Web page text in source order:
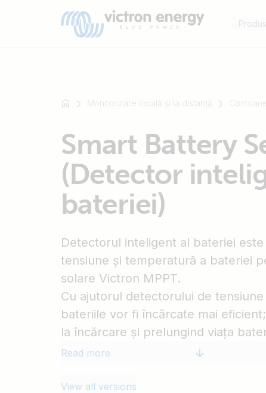
Monitorizare locală și la distanță
Smart Battery
(Detector
bateriei)
Detectorul inteligent al bateriei
tensiune și temperatură a bateriei
solare Victron MPPT.
Cu ajutorul detectorului de
bateriile vor fi încărcate mai
la încărcare și prelungind viața
Read more
View all versions